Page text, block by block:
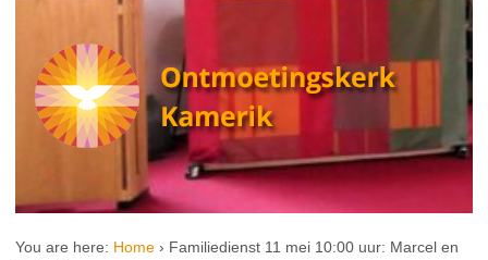
You are here: Home › Familiedienst 11 mei 10:00 uur: Marcel en